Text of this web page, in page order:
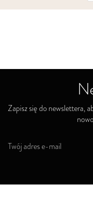
Zapisz się do newslettera,
S
k